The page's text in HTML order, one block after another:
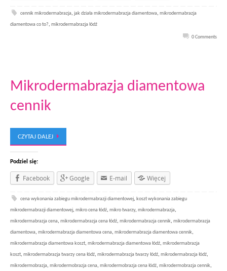
cennik mikrodermabrazja,jak działa mikrodermabrazja diamentowa,mikrodermabrazja
diamentowa co to?, mikrodermabrazja łódź
0 Comments
Mikrodermabrazja diamentowa
cennik
CZYTAJ DALEJ
Podziel się:
Facebook Google E-mail Więcej
cena wykonania zabiegu mikrodermabrazji diamentowej, koszt wykonania zabiegu
mikrodermabrazji diamentowej, mikro cena łódź, mikro twarzy, mikrodermabrazja,
mikrodermabrazja cena, mikrodermabrazja cena łódź, mikrodermabrazja cennik, mikrodermabrazja
diamentowa, mikrodermabrazja diamentowa cena, mikrodermabrazja diamentowa cennik,
mikrodermabrazja diamentowa koszt, mikrodermabrazja diamentowa łódź, mikrodermabrazja
koszt, mikrodermabrazja twarzy cena łódź, mikrodermabrazja twarzy łódź, mikrodermabrazja łódź,
mikrodermobrazja, mikrodermobrazja cena, mikrodermobrazja cena łódź, mikrodermobrazja cennik,